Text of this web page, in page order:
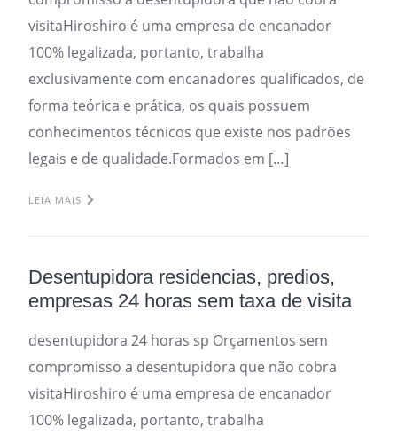
visitaHiroshiro é uma empresa de encanador
100% legalizada, portanto, trabalha
exclusivamente com encanadores qualificados, de
forma teórica e prática, os quais possuem
conhecimentos técnicos que existe nos padrões
legais e de qualidade.Formados em […]
LEIA MAIS
Desentupidora residencias, predios,
empresas 24 horas sem taxa de visita
desentupidora 24 horas sp Orçamentos sem
compromisso a desentupidora que não cobra
visitaHiroshiro é uma empresa de encanador
100% legalizada, portanto, trabalha